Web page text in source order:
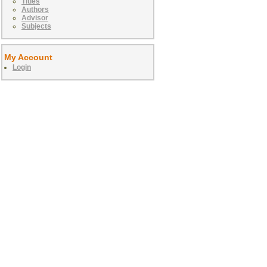
Authors
Advisor
Subjects
My Account
Login